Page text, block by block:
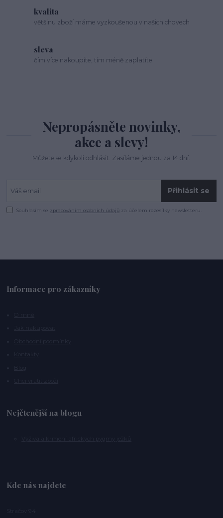
kvalita
většinu zboží máme vyzkoušenou v našich chovech
sleva
čím více nakoupíte, tím méně zaplatíte
Nepropásněte novinky,
akce a slevy!
Můžete se kdykoli odhlásit. Zasíláme jednou za 14 dní.
Přihlásit se
Souhlasím se zpracováním osobních údajů za účelem rozesílky newsletteru.
Informace pro zákazníky
Nejčtenější na blogu
Kde nás najdete